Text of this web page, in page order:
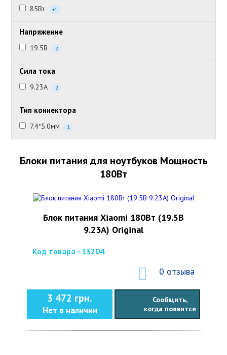
85Вт +1
Напряжение
19.5В 2
Сила тока
9.23А 2
Тип коннектора
7.4*5.0мм 1
Блоки питания для ноутбуков Мощность
180Вт
Блок питания Xiaomi 180Вт (19.5В
9.23А) Original
Код товара - 13204
0 отзыва
3 472 грн.
Нет в наличии
Сообщить,
когда появится